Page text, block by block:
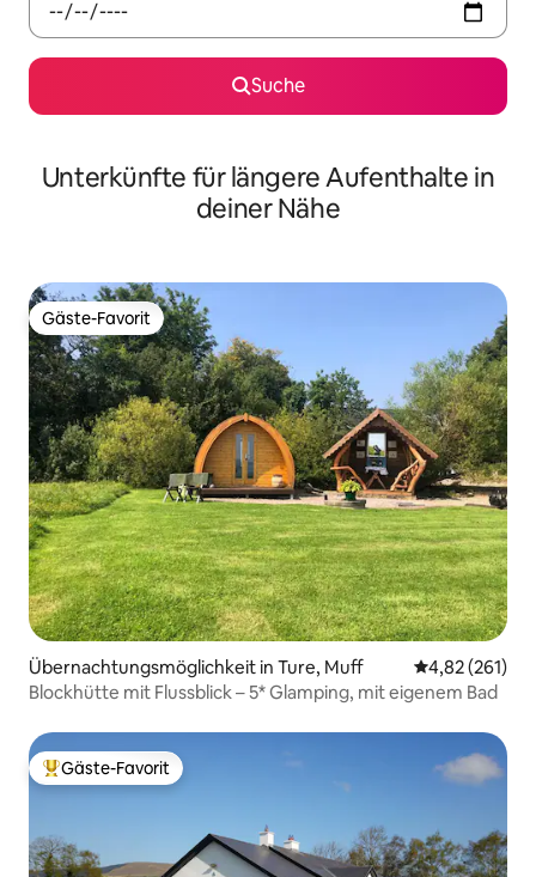
Suche
Unterkünfte für längere Aufenthalte in
deiner Nähe
Gäste-Favorit
Gäste-Favorit
Übernachtungsmöglichkeit in Ture, Muff
4,82 (261)
Blockhütte mit Flussblick – 5* Glamping, mit eigenem Bad
Beliebter Gäste-Favorit.
Gäste-Favorit